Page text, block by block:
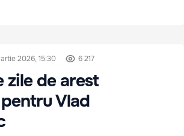
2026, 15:30 6 217
zile de arest
Vlad